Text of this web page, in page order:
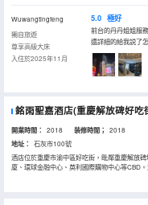
Wuwangtingfeng
獨自旅遊
尊享高級大床
入住於2025年11月
5.0 極好
前台的丹丹姐姐服
還詳細的給我説了
銘雨聖嘉酒店(重慶解放碑好吃
開業時間： 2018 装修時間； 2018
地址：
石灰市100號
酒店位於重慶市渝中區好吃街，毗鄰重慶解放
廈、環球金融中心、英利國際購物中心等CBD
遊，唯美的夜景放眼直觀，燈火闌珊處一眼盡
邊交通便利，緊鄰軌道交通，四通八達，出行